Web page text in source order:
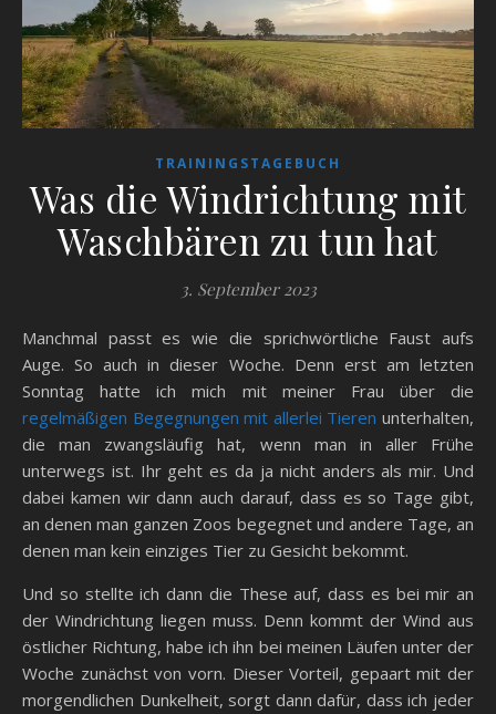
TRAININGSTAGEBUCH
Was die Windrichtung mit
Waschbären zu tun hat
3. September 2023
Manchmal passt es wie die sprichwörtliche Faust aufs
Auge. So auch in dieser Woche. Denn erst am letzten
Sonntag hatte ich mich mit meiner Frau über die
regelmäßigen Begegnungen mit allerlei Tieren unterhalten,
die man zwangsläufig hat, wenn man in aller Frühe
unterwegs ist. Ihr geht es da ja nicht anders als mir. Und
dabei kamen wir dann auch darauf, dass es so Tage gibt,
an denen man ganzen Zoos begegnet und andere Tage, an
denen man kein einziges Tier zu Gesicht bekommt.
Und so stellte ich dann die These auf, dass es bei mir an
der Windrichtung liegen muss. Denn kommt der Wind aus
östlicher Richtung, habe ich ihn bei meinen Läufen unter der
Woche zunächst von vorn. Dieser Vorteil, gepaart mit der
morgendlichen Dunkelheit, sorgt dann dafür, dass ich jeder